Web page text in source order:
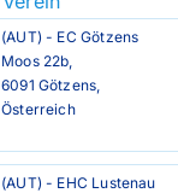
(AUT) - EC Götzens
Moos 22b,
6091 Götzens,
Österreich
(AUT) - EHC Lustenau